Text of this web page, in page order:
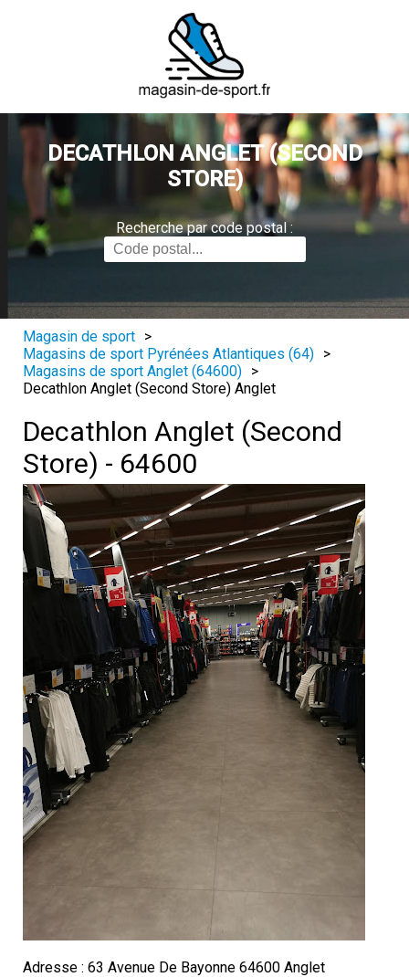
DECATHLON ANGLET (SECOND
STORE)
Recherche par code postal :
Magasin de sport >
Magasins de sport Pyrénées Atlantiques (64) >
Magasins de sport Anglet (64600) >
Decathlon Anglet (Second Store) Anglet
Decathlon Anglet (Second
Store) - 64600
Adresse : 63 Avenue De Bayonne 64600 Anglet